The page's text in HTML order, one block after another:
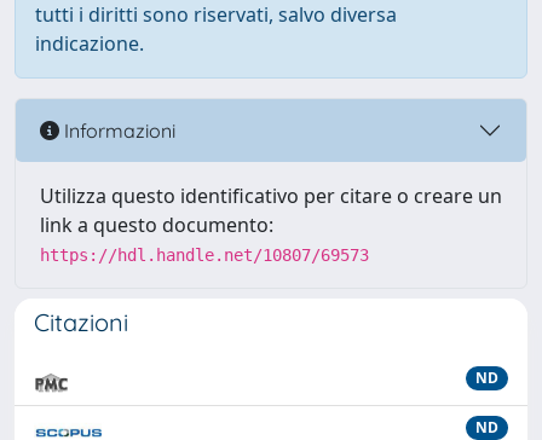
tutti i diritti sono riservati, salvo diversa
indicazione.
Informazioni
Utilizza questo identificativo per citare o creare un
link a questo documento:
https://hdl.handle.net/10807/69573
Citazioni
ND
ND